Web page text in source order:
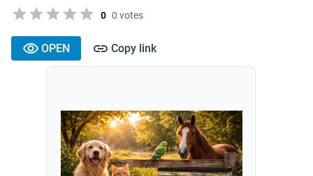
0 0 votes
OPEN Copy link